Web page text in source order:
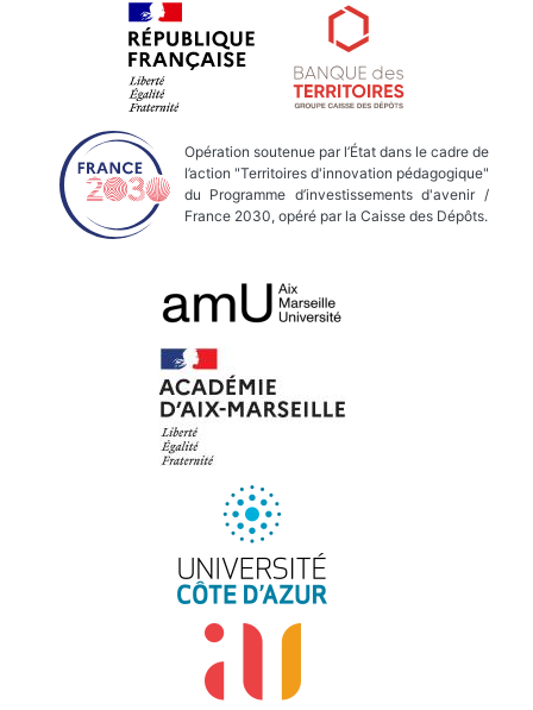
Opération soutenue par l’État dans le cadre de
l’action "Territoires d'innovation pédagogique"
du Programme d’investissements d'avenir /
France 2030, opéré par la Caisse des Dépôts.